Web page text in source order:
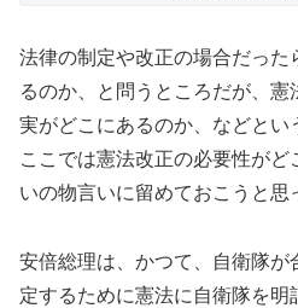
法律の制定や改正の場合だった
るのか、と問うところだが、
実がどこにあるのか、などとい
ここでは憲法改正の必要性がど
いの物言いに留めておこうと思
安倍総理は、かつて、自衛隊が
定するために憲法に自衛隊を明